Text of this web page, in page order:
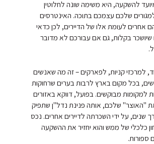
להשקעה, היא משימה שונה לחלוטין
שלכם עצמכם בתוכה. האינטרסים
אחרים לעומת אלו של הדיירים, לכן כדאי
בקלות, גם אם עבורכם לא מדובר
למרכזי קניות, לפארקים – זה מה שאנשים
בכל מקום בארץ לרבות בערים שרחוקות
למקומות מבוקשים. בפועל, דווקא באזורים
את "האוצר" שלכם, אותה פנינת נדל"ן שתפיק
שנים, על ידי השכרתה לדיירים אחרים. נכס
כלכלי של ממש והוא יחזיר את ההשקעה
ספורות.